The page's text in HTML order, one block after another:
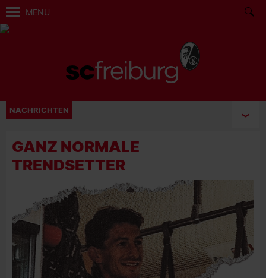
MENÜ
NACHRICHTEN
GANZ NORMALE
TRENDSETTER